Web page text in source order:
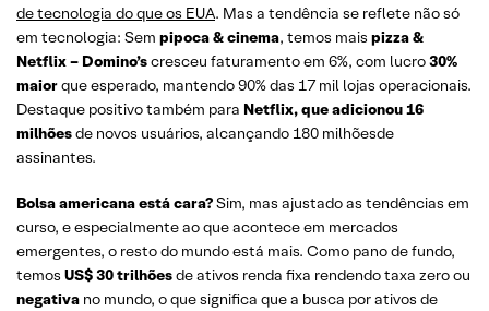
de tecnologia do que os EUA. Mas a tendência se reflete não só
em tecnologia: Sem pipoca & cinema, temos mais pizza &
Netflix – Domino’scresceu faturamento em 6%, com lucro30%
maiorque esperado, mantendo 90% das 17 mil lojas operacionais.
Destaque positivo também para Netflix, que adicionou 16
milhõesde novos usuários, alcançando 180 milhõesde
assinantes.
Bolsa americana está cara?Sim, mas ajustado as tendências em
curso, e especialmente ao que acontece em mercados
emergentes, o resto do mundo está mais. Como pano de fundo,
temos US$ 30 trilhõesde ativos renda fixa rendendo taxa zero ou
negativa no mundo, o que significa que a busca por ativos de